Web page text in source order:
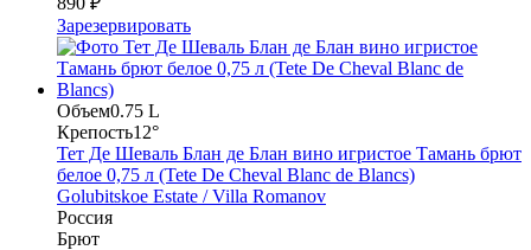
Зарезервировать
Объем0.75 L
Крепость12°
Тет Де Шеваль Блан де Блан вино игристое Тамань брют
белое 0,75 л (Tete De Cheval Blanc de Blancs)
Golubitskoe Estate / Villa Romanov
Россия
Брют